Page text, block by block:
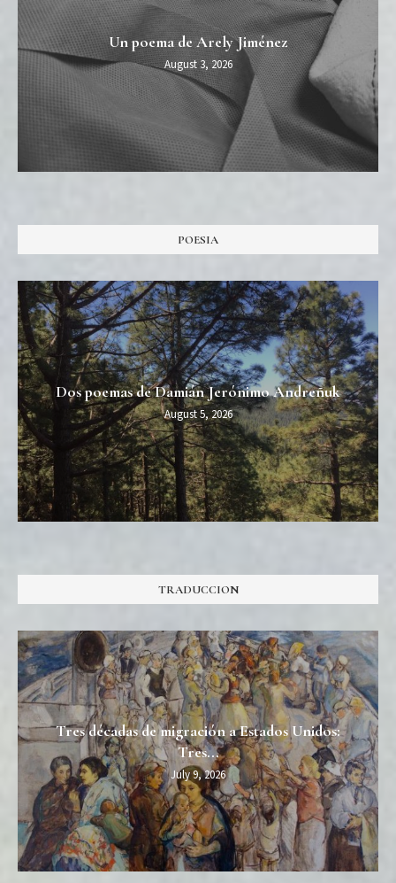
Un poema de Arely Jiménez
August 3, 2026
POESIA
Dos poemas de Damián Jerónimo Andreñuk
August 5, 2026
TRADUCCION
Tres décadas de migración a Estados Unidos:
Tres...
July 9, 2026